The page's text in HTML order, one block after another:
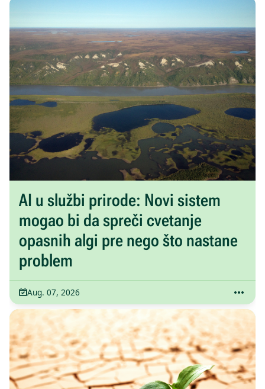
AI u službi prirode: Novi sistem
mogao bi da spreči cvetanje
opasnih algi pre nego što nastane
problem
Aug. 07, 2026